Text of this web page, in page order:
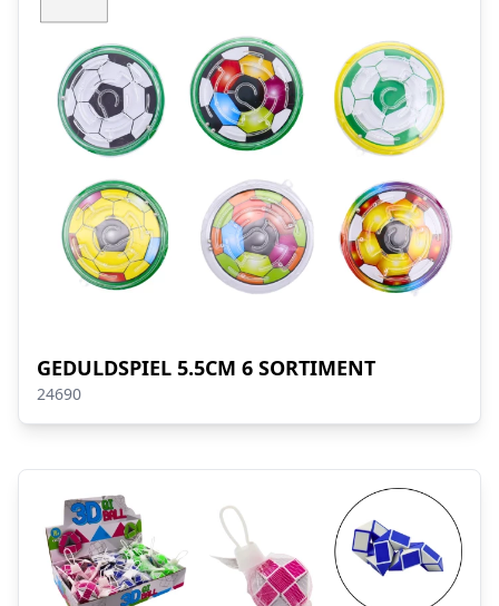
GEDULDSPIEL 5.5CM 6 SORTIMENT
24690